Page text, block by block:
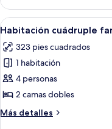
triple
familiar
Abrir
todas
las
fotos
de
Habitación
cuádruple
familiar
6
Habitación cuádruple
323 pies cuadrados
1 habitación
4 personas
2 camas dobles
Más detalles
Más